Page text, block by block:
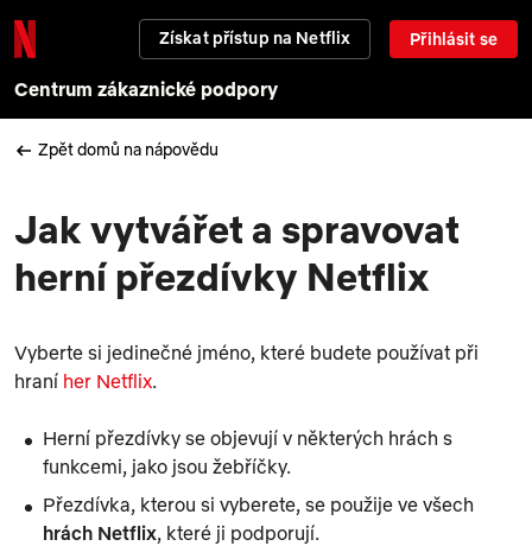
Získat přístup na Netflix Přihlásit se
Centrum zákaznické podpory
Zpět domů na nápovědu
Jak vytvářet a spravovat
herní přezdívky Netflix
Vyberte si jedinečné jméno, které budete používat při
hraní her Netflix.
Herní přezdívky se objevují v některých hrách s
funkcemi, jako jsou žebříčky.
Přezdívka, kterou si vyberete, se použije ve všech
hrách Netflix, které ji podporují.